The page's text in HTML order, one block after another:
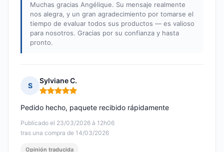
Muchas gracias Angélique. Su mensaje realmente
nos alegra, y un gran agradecimiento por tomarse el
tiempo de evaluar todos sus productos — es valioso
para nosotros. Gracias por su confianza y hasta
pronto.
S
Sylviane C.
Nota: 5 de 5
Publicado el 23/03/2026 à 12h06
tras una compra de 14/03/2026
Pedido hecho, paquete recibido rápidamente
Opinión traducida